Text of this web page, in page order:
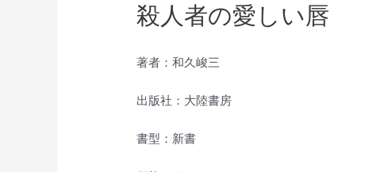
殺人者の愛しい唇
著者：和久峻三
出版社：大陸書房
書型：新書